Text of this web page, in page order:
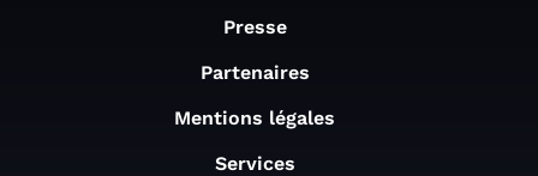
Presse
Partenaires
Mentions légales
Services